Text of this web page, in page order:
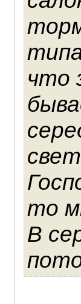
что
то
В